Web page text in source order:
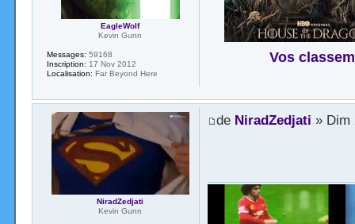
Vos
EagleWolf
Kevin Gunn
Messages: 59168
Inscription: 17 Nov 2012
Localisation: Far Beyond Here
de NiradZedjati » Dim
NiradZedjati
Kevin Gunn